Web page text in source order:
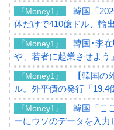
『Money1』
韓国「
体だけで410億ドル、輸
『Money1』
韓国･李
や、若者に起業させよう
『Money1』
【韓国の
ル。外平債の発行「19.4
『Money1』
韓国「こ
ーにウソのデータを入力